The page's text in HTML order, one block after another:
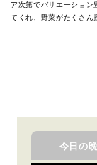
ア次第でバリエーション
てくれ、野菜がたくさ
今日の